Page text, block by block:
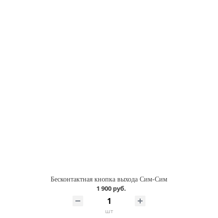
Бесконтактная кнопка выхода Сим-Сим
1 900 руб.
шт